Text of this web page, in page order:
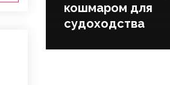
кошмаром для
судоходства